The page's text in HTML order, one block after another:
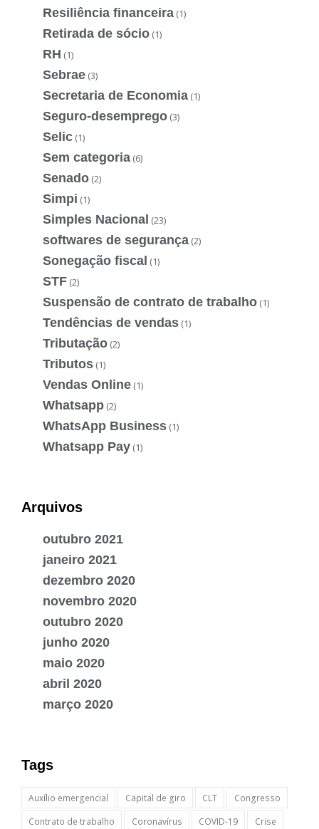
Resiliência financeira (1)
Retirada de sócio (1)
RH (1)
Sebrae (3)
Secretaria de Economia (1)
Seguro-desemprego (3)
Selic (1)
Sem categoria (6)
Senado (2)
Simpi (1)
Simples Nacional (23)
softwares de segurança (2)
Sonegação fiscal (1)
STF (2)
Suspensão de contrato de trabalho (1)
Tendências de vendas (1)
Tributação (2)
Tributos (1)
Vendas Online (1)
Whatsapp (2)
WhatsApp Business (1)
Whatsapp Pay (1)
Arquivos
outubro 2021
janeiro 2021
dezembro 2020
novembro 2020
outubro 2020
junho 2020
maio 2020
abril 2020
março 2020
Tags
Auxílio emergencial Capital de giro CLT
Congresso
Contrato de trabalho
Coronavírus COVID-19
Crise